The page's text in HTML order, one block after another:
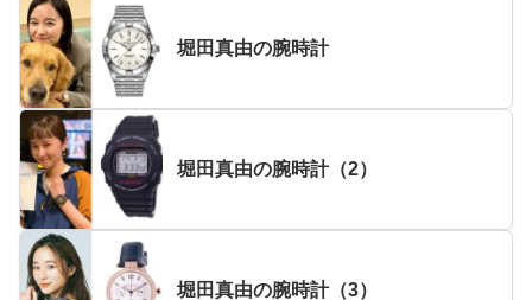
堀田真由の腕時計
堀田真由の腕時計（2）
堀田真由の腕時計（3）